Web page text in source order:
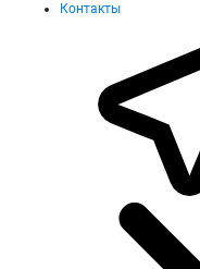
Контакты